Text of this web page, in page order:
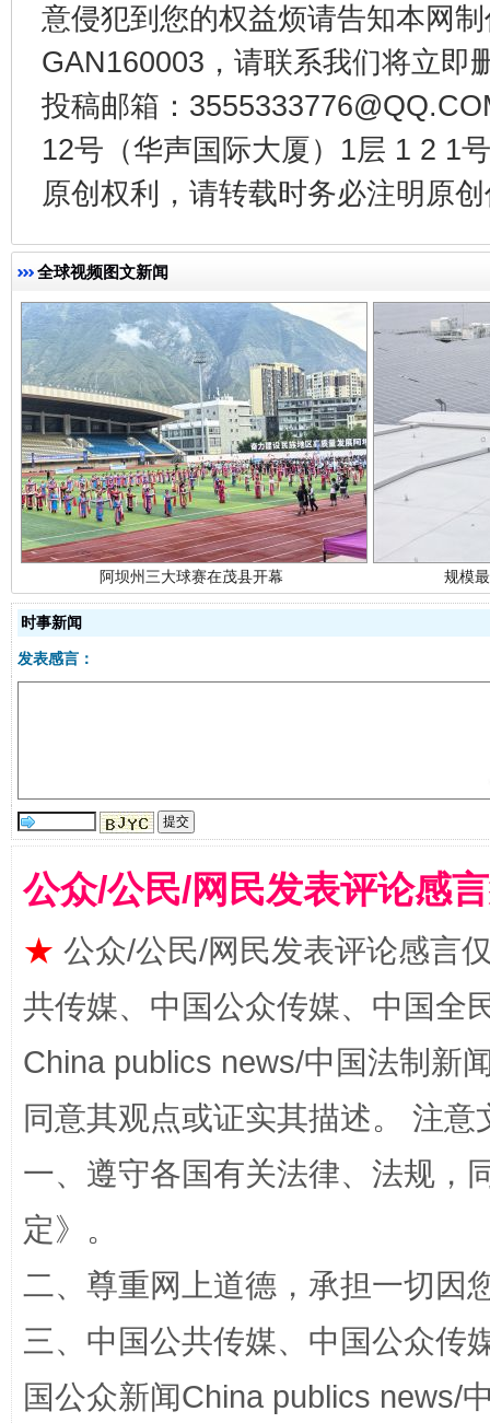
意侵犯到您的权益烦请告知本网
GAN160003，请联系我们将立即
投稿邮箱：
12号（华声国际大厦）1层 1 2 1
原创权利，请转载时务必注明原
全球视频图文新闻
全民健身五年计划来了！等你上场
阿坝州三大球赛在茂县开幕 规模
扯下公款旅游的“隐身衣” 如何以
时事新闻
发表感言：
公众/公民/网民发表评论感
★ 公众/公民/网民发表评论感言
共传媒、中国公众传媒、中国全
China publics news/中国法制新
同意其观点或证实其描述。 注
一、遵守各国有关法律、法规，
定》。
二、尊重网上道德，承担一切因
三、中国公共传媒、中国公众传
国公众新闻China publics news/